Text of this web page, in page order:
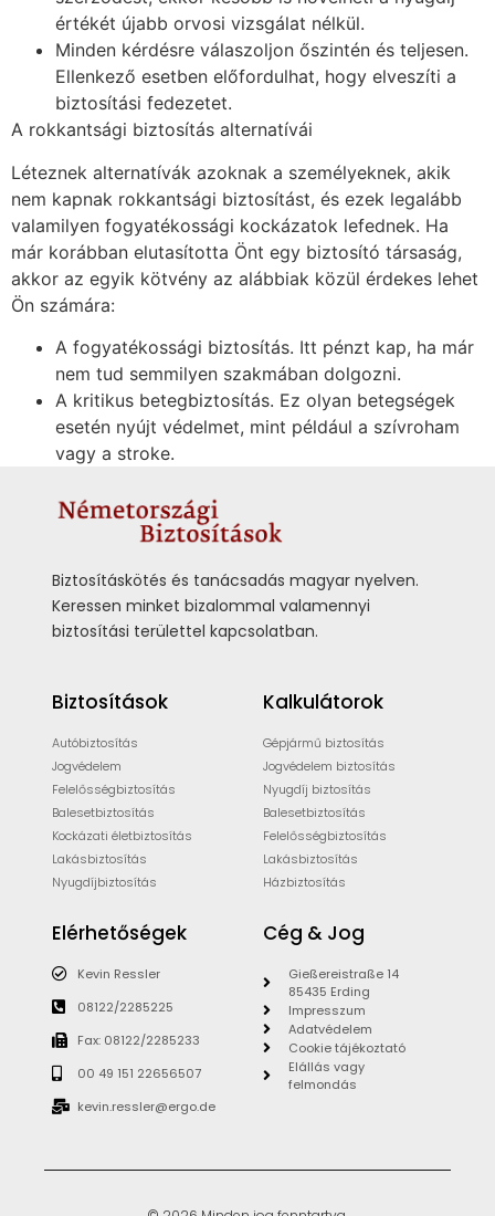
értékét újabb orvosi vizsgálat nélkül.
Minden kérdésre válaszoljon őszintén és teljesen.
Ellenkező esetben előfordulhat, hogy elveszíti a
biztosítási fedezetet.
A rokkantsági biztosítás alternatívái
Léteznek alternatívák azoknak a személyeknek, akik
nem kapnak rokkantsági biztosítást, és ezek legalább
valamilyen fogyatékossági kockázatok lefednek. Ha
már korábban elutasította Önt egy biztosító társaság,
akkor az egyik kötvény az alábbiak közül érdekes lehet
Ön számára:
A fogyatékossági biztosítás. Itt pénzt kap, ha már
nem tud semmilyen szakmában dolgozni.
A kritikus betegbiztosítás. Ez olyan betegségek
esetén nyújt védelmet, mint például a szívroham
vagy a stroke.
Biztosításkötés és tanácsadás magyar nyelven.
Keressen minket bizalommal valamennyi
biztosítási területtel kapcsolatban.
Biztosítások
Autóbiztosítás
Jogvédelem
Felelősségbiztosítás
Balesetbiztosítás
Kockázati életbiztosítás
Lakásbiztosítás
Nyugdíjbiztosítás
Kalkulátorok
Gépjármű biztosítás
Jogvédelem biztosítás
Nyugdíj biztosítás
Balesetbiztosítás
Felelősségbiztosítás
Lakásbiztosítás
Házbiztosítás
Elérhetőségek
Kevin Ressler
08122/2285225
Fax: 08122/2285233
00 49 151 22656507
kevin.ressler@ergo.de
Cég & Jog
Gießereistraße 14
85435 Erding
Impresszum
Adatvédelem
Cookie tájékoztató
Elállás vagy
felmondás